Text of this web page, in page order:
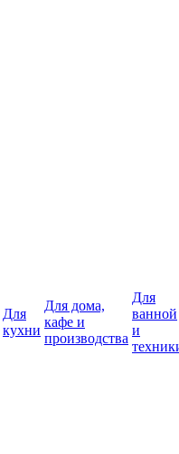
Для
кухни
Для дома,
кафе и
производства
Для
ванной
и